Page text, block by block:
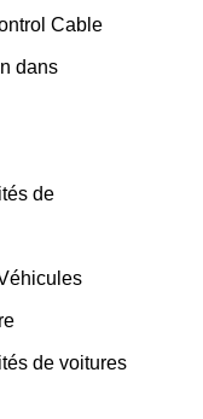
Cable
dans
de
de voitures